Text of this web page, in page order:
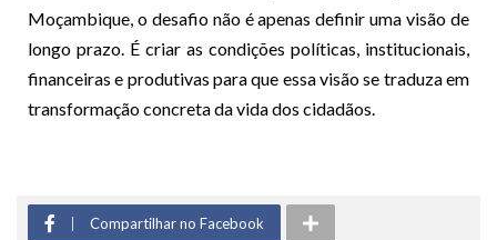
Moçambique, o desafio não é apenas definir uma visão de
longo prazo. É criar as condições políticas, institucionais,
financeiras e produtivas para que essa visão se traduza em
transformação concreta da vida dos cidadãos.
Compartilhar no Facebook